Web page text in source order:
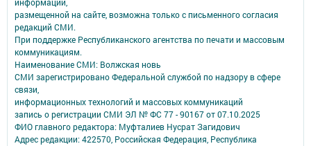
размещенной на сайте, возможна только с письменного согласия
редакций СМИ.
При поддержке Республиканского агентства по печати и массовым
коммуникациям.
Наименование СМИ: Волжская новь
СМИ зарегистрировано Федеральной службой по надзору в сфере
связи,
информационных технологий и массовых коммуникаций
запись о регистрации СМИ ЭЛ № ФС 77 - 90167 от 07.10.2025
ФИО главного редактора: Муфталиев Нусрат Загидович
Адрес редакции: 422570, Российская Федерация, Республика